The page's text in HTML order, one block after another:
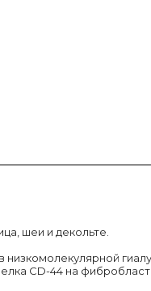
шеи и декольте.
CD-44 на